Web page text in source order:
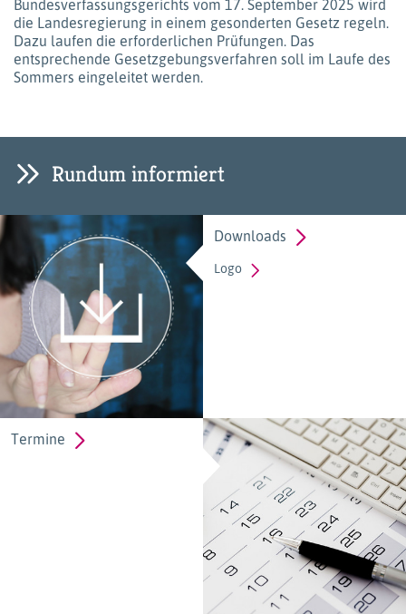
Bundesverfassungsgerichts vom 17. September 2025 wird
die Landesregierung in einem gesonderten Gesetz regeln.
Dazu laufen die erforderlichen Prüfungen. Das
entsprechende Gesetzgebungsverfahren soll im Laufe des
Sommers eingeleitet werden.
Rundum informiert
Downloads
Logo
Termine